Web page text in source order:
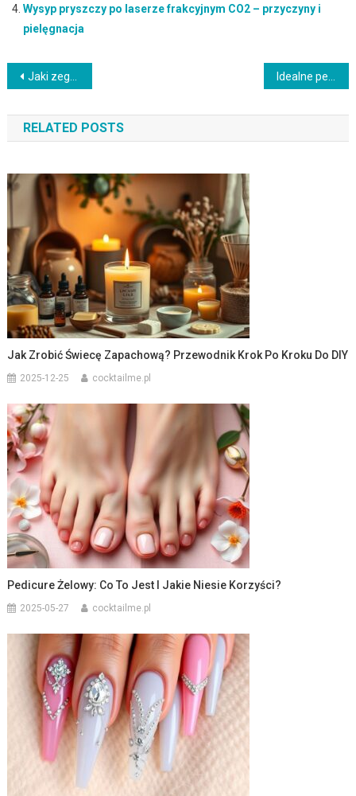
Wysyp pryszczy po laserze frakcyjnym CO2 – przyczyny i
pielęgnacja
Nawigacja
wpisu
Jaki zegarek dla kobiet kupić .
RELATED POSTS
Jak Zrobić Świecę Zapachową? Przewodnik Krok Po Kroku Do DIY
2025-12-25 cocktailme.pl
Pedicure Żelowy: Co To Jest I Jakie Niesie Korzyści?
2025-05-27 cocktailme.pl